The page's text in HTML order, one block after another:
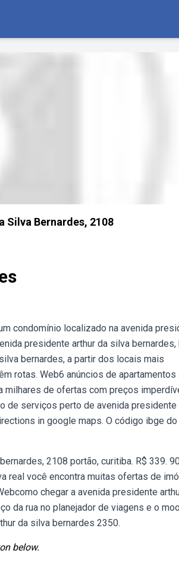
Silva Bernardes, 2108
condomínio localizado na avenida
presidente arthur da silva bernardes,
bernardes, a partir dos locais mais
rotas. Web6 anúncios de apartamentos
milhares de ofertas com preços
de serviços perto de avenida presidente
in google maps. O código ibge do
2108 portão, curitiba. R$ 339.
real você encontra muitas ofertas de
chegar a avenida presidente
da rua no planejador de viagens e o
da silva bernardes 2350.
below.